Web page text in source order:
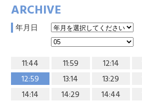
ARCHIVE
年月日
11:44 11:59 12:14
12:59
13:14 13:29
14:14
14:29 14:44